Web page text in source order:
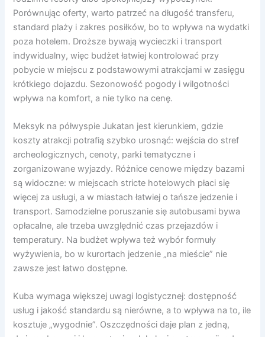
Porównując oferty, warto patrzeć na długość transferu,
standard plaży i zakres posiłków, bo to wpływa na wydatki
poza hotelem. Droższe bywają wycieczki i transport
indywidualny, więc budżet łatwiej kontrolować przy
pobycie w miejscu z podstawowymi atrakcjami w zasięgu
krótkiego dojazdu. Sezonowość pogody i wilgotności
wpływa na komfort, a nie tylko na cenę.
Meksyk na półwyspie Jukatan jest kierunkiem, gdzie
koszty atrakcji potrafią szybko urosnąć: wejścia do stref
archeologicznych, cenoty, parki tematyczne i
zorganizowane wyjazdy. Różnice cenowe między bazami
są widoczne: w miejscach stricte hotelowych płaci się
więcej za usługi, a w miastach łatwiej o tańsze jedzenie i
transport. Samodzielne poruszanie się autobusami bywa
opłacalne, ale trzeba uwzględnić czas przejazdów i
temperatury. Na budżet wpływa też wybór formuły
wyżywienia, bo w kurortach jedzenie „na mieście” nie
zawsze jest łatwo dostępne.
Kuba wymaga większej uwagi logistycznej: dostępność
usług i jakość standardu są nierówne, a to wpływa na to, ile
kosztuje „wygodnie”. Oszczędności daje plan z jedną,